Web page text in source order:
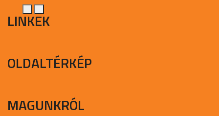
LINKEK
OLDALTÉRKÉP
MAGUNKRÓL